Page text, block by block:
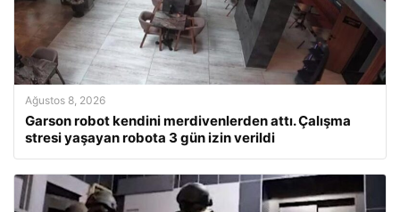
Ağustos 8, 2026
Garson robot kendini merdivenlerden attı. Çalışma
stresi yaşayan robota 3 gün izin verildi